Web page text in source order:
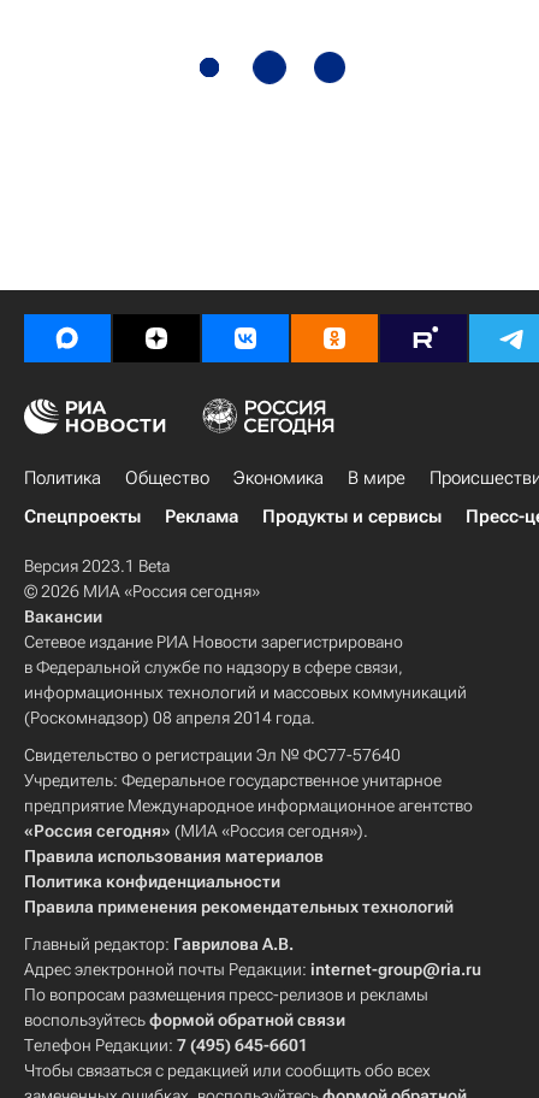
Политика Общество Экономика В мире
Спецпроекты
Реклама Продукты и сервисы Пресс-
Версия 2023.1 Beta
© 2026 МИА «Россия сегодня»
Вакансии
Сетевое издание РИА Новости зарегистрировано
в Федеральной службе по надзору в сфере связи,
информационных технологий и массовых коммуникаций
(Роскомнадзор) 08 апреля 2014 года.
Свидетельство о регистрации Эл № ФС77-57640
Учредитель: Федеральное государственное унитарное
предприятие Международное информационное агентство
«Россия сегодня» (МИА «Россия сегодня»).
Правила использования материалов
Политика конфиденциальности
Правила применения рекомендательных технологий
Главный редактор: Гаврилова А.В.
Адрес электронной почты Редакции: internet-group@ria.ru
По вопросам размещения пресс-релизов и рекламы
воспользуйтесьформой обратной связи
Телефон Редакции: 7 (495) 645-6601
Чтобы связаться с редакцией или сообщить обо всех